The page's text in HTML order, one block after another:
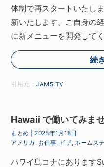
体制で再スタートいたし
新いたします。ご自身の
に新メニューを開発して
続
引用元：JAMS.TV
Hawaii で働いてみま
まとめ
2025年1月18日
アメリカ , お仕事, ビザ, ホームス
ハワイ島コナにあります